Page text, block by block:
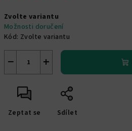
cena:
Zvolte variantu
Možnosti doručení
Kód: Zvolte variantu
+
−
Zeptat se Sdílet